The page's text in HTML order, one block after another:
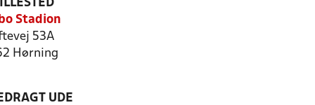
Stadion
53A
Hørning
UDE